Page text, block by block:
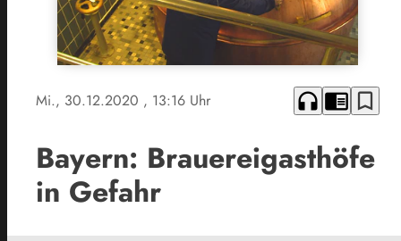
Mi., 30.12.2020 , 13:16 Uhr headphones chrome_reader_mode bookmark_border
Bayern: Brauereigasthöfe
in Gefahr